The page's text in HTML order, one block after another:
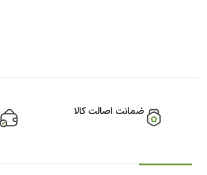
ضمانت اصالت کالا